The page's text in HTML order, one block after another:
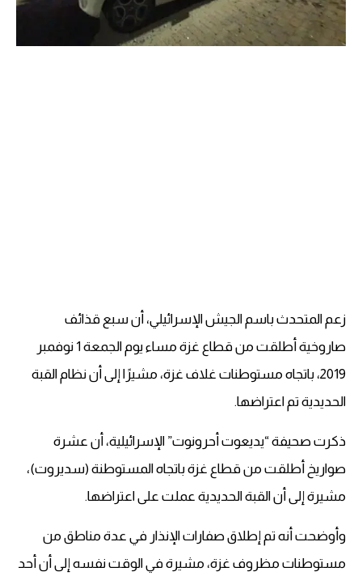
زعم المتحدث باسم الجيش الإسرائيلي، أن سبع قذائف
صاروخية أطلقت من قطاع غزة مساء يوم الجمعة 1 نوفمبر
2019، باتجاه مستوطنات غلاف غزة، مشيرًا إلى أن نظام القبة
الحديدية تم اعتراضها.
ذكرت صحيفة “يديعوت أحرونوت” الإسرائيلية، أن عشرة
صواريخ أطلقت من قطاع غزة باتجاه المستوطنة (سديروت)،
مشيرة إلى أن القبة الحديدية عملت على اعتراضها.
وأوضحت أنه تم إطلاق صفارات الإنذار في عدة مناطق من
مستوطنات مظروف غزة، مشيرة في الوقت نفسه إلى أن أحد